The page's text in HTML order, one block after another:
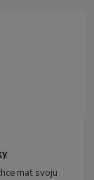
mať svoju